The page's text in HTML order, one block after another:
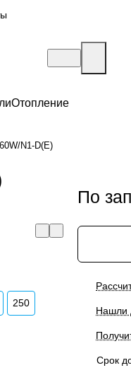
Отопление
N1-D(E)
250
По
Нашли
Срок